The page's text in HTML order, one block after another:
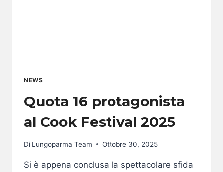
NEWS
Quota 16 protagonista
al Cook Festival 2025
Di Lungoparma Team Ottobre 30, 2025
Si è appena conclusa la spettacolare sfida